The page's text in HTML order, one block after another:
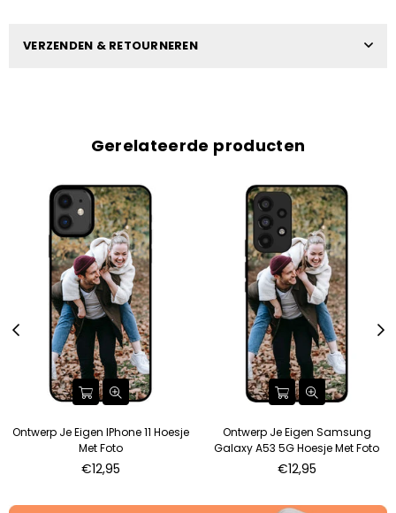
VERZENDEN & RETOURNEREN
Gerelateerde producten
Ontwerp Je Eigen IPhone 11 Hoesje
Met Foto
€12,95
Ontwerp Je Eigen Samsung
Galaxy A53 5G Hoesje Met Foto
€12,95